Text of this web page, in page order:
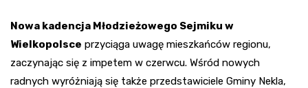
Nowa kadencja Młodzieżowego Sejmiku w
Wielkopolsce przyciąga uwagę mieszkańców regionu,
zaczynając się z impetem w czerwcu. Wśród nowych
radnych wyróżniają się także przedstawiciele Gminy Nekla,